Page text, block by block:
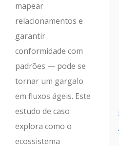
mapear
relacionamentos e
garantir
conformidade com
padrões — pode se
tornar um gargalo
em fluxos ágeis. Este
estudo de caso
explora como o
ecossistema